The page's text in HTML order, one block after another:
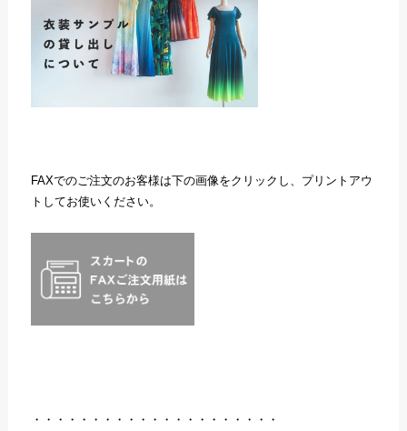
FAXでのご注文のお客様は下の画像をクリックし、プリントアウ
トしてお使いください。
・・・・・・・・・・・・・・・・・・・・・